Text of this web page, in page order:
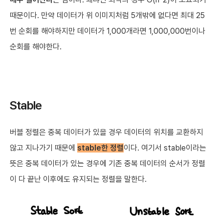
때문이다. 만약 데이터가 위 이미지처럼 5개밖에 없다면 최대 25
번 순회를 해야하지만 데이터가 1,000개라면 1,000,000번이나
순회를 해야한다.
Stable
버블 정렬은 중복 데이터가 있을 경우 데이터의 위치를 교환하지
않고 지나가기 때문에 stable한 정렬이다. 여기서 stable이라는
뜻은 중복 데이터가 있는 경우에 기존 중복 데이터의 순서가 정렬
이 다 끝난 이후에도 유지되는 정렬을 말한다.